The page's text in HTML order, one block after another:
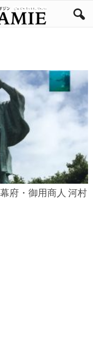
府・御用商人 河村